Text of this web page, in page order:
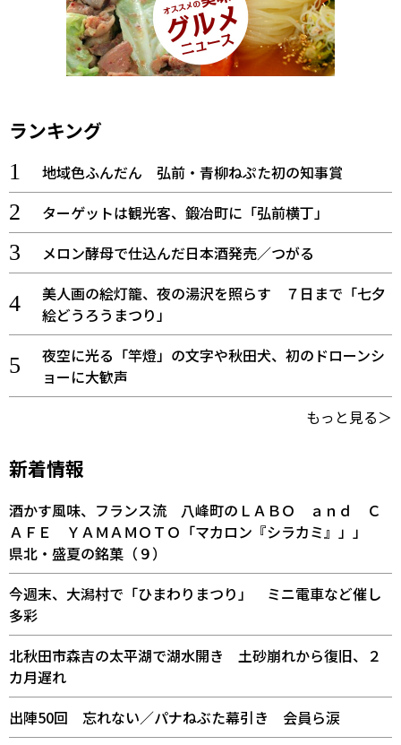
ランキング
地域色ふんだん 弘前・青柳ねぷた初の知事賞
ターゲットは観光客、鍛冶町に「弘前横丁」
メロン酵母で仕込んだ日本酒発売／つがる
美人画の絵灯籠、夜の湯沢を照らす ７日まで「七夕
絵どうろうまつり」
夜空に光る「竿燈」の文字や秋田犬、初のドローンシ
ョーに大歓声
もっと見る＞
新着情報
酒かす風味、フランス流 八峰町のＬＡＢＯ ａｎｄ Ｃ
ＡＦＥ ＹＡＭＡＭＯＴＯ「マカロン『シラカミ』」」
県北・盛夏の銘菓（９）
今週末、大潟村で「ひまわりまつり」 ミニ電車など催し
多彩
北秋田市森吉の太平湖で湖水開き 土砂崩れから復旧、２
カ月遅れ
出陣50回 忘れない／パナねぶた幕引き 会員ら涙